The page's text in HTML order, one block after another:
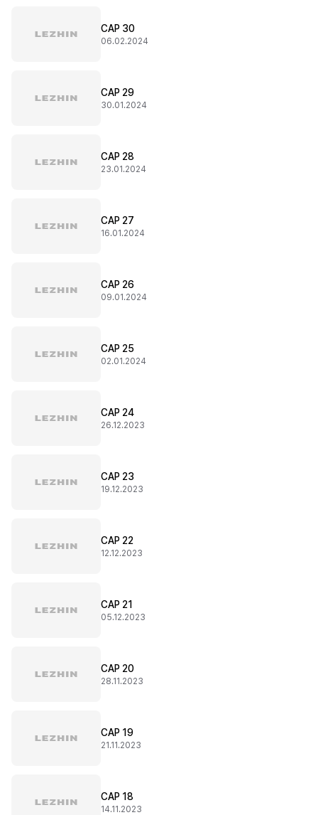
CAP 30
06.02.2024
CAP 29
30.01.2024
CAP 28
23.01.2024
CAP 27
16.01.2024
CAP 26
09.01.2024
CAP 25
02.01.2024
CAP 24
26.12.2023
CAP 23
19.12.2023
CAP 22
12.12.2023
CAP 21
05.12.2023
CAP 20
28.11.2023
CAP 19
21.11.2023
CAP 18
14.11.2023